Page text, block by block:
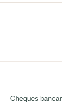
Cheques